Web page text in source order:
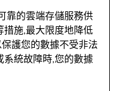
靠的雲端存儲服務供
施,最大限度地降低
護您的數據不受非法
統故障時,您的數據